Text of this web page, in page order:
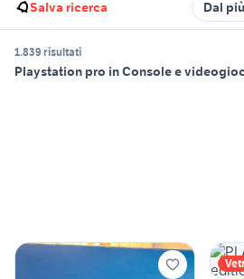
Salva ricerca Dal
1.839 risultati
Playstation pro in Console e